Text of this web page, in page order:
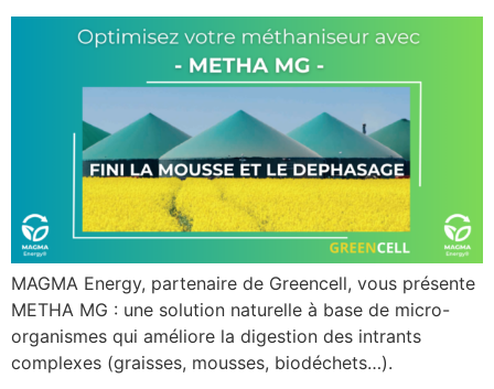
MAGMA Energy, partenaire de Greencell, vous présente
METHA MG : une solution naturelle à base de micro-
organismes qui améliore la digestion des intrants
complexes (graisses, mousses, biodéchets…).